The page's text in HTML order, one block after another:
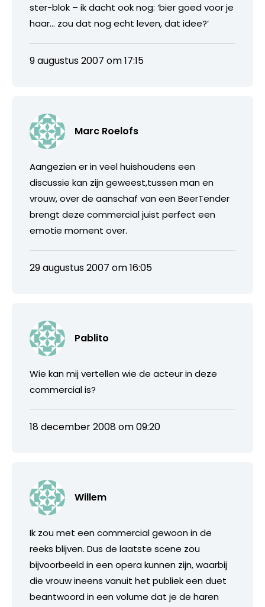
ster-blok – ik dacht ook nog: ‘bier goed voor je
haar… zou dat nog echt leven, dat idee?’
9 augustus 2007 om 17:15
Marc Roelofs
Aangezien er in veel huishoudens een
discussie kan zijn geweest,tussen man en
vrouw, over de aanschaf van een BeerTender
brengt deze commercial juist perfect een
emotie moment over.
29 augustus 2007 om 16:05
Pablito
Wie kan mij vertellen wie de acteur in deze
commercial is?
18 december 2008 om 09:20
Willem
Ik zou met een commercial gewoon in de
reeks blijven. Dus de laatste scene zou
bijvoorbeeld in een opera kunnen zijn, waarbij
die vrouw ineens vanuit het publiek een duet
beantwoord in een volume dat je de haren